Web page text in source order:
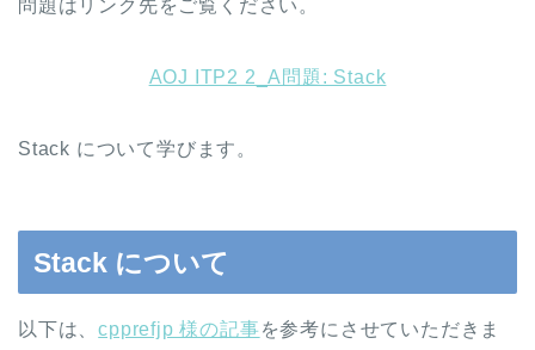
問題はリンク先をご覧ください。
AOJ ITP2 2_A問題: Stack
Stack について学びます。
Stack について
以下は、cpprefjp 様の記事を参考にさせていただきま